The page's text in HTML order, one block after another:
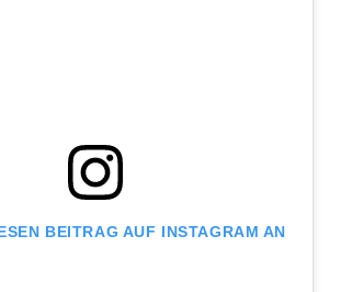
BEITRAG AUF INSTAGRAM AN